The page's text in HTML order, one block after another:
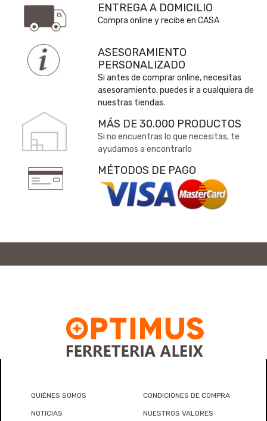
ENTREGA A DOMICILIO
Compra online y recibe en CASA
ASESORAMIENTO
PERSONALIZADO
Si antes de comprar online, necesitas
asesoramiento, puedes ir a cualquiera de
nuestras tiendas.
MÁS DE 30.000 PRODUCTOS
Si no encuentras lo que necesitas, te
ayudamos a encontrarlo
MÉTODOS DE PAGO
QUIÉNES SOMOS CONDICIONES DE COMPRA
NOTICIAS NUESTROS VALORES